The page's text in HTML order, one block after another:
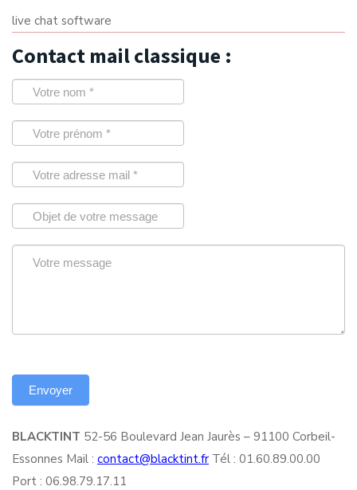
live chat software
Contact mail classique :
BLACKTINT 52-56 Boulevard Jean Jaurès – 91100 Corbeil-
Essonnes Mail : contact@blacktint.fr Tél : 01.60.89.00.00
Port : 06.98.79.17.11